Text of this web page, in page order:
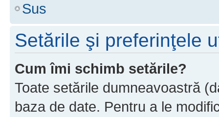
Sus
Setările şi preferinţele
Cum îmi schimb setările?
Toate setările dumneavoastră
baza de date. Pentru a le